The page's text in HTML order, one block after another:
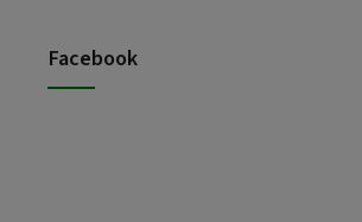
Facebook